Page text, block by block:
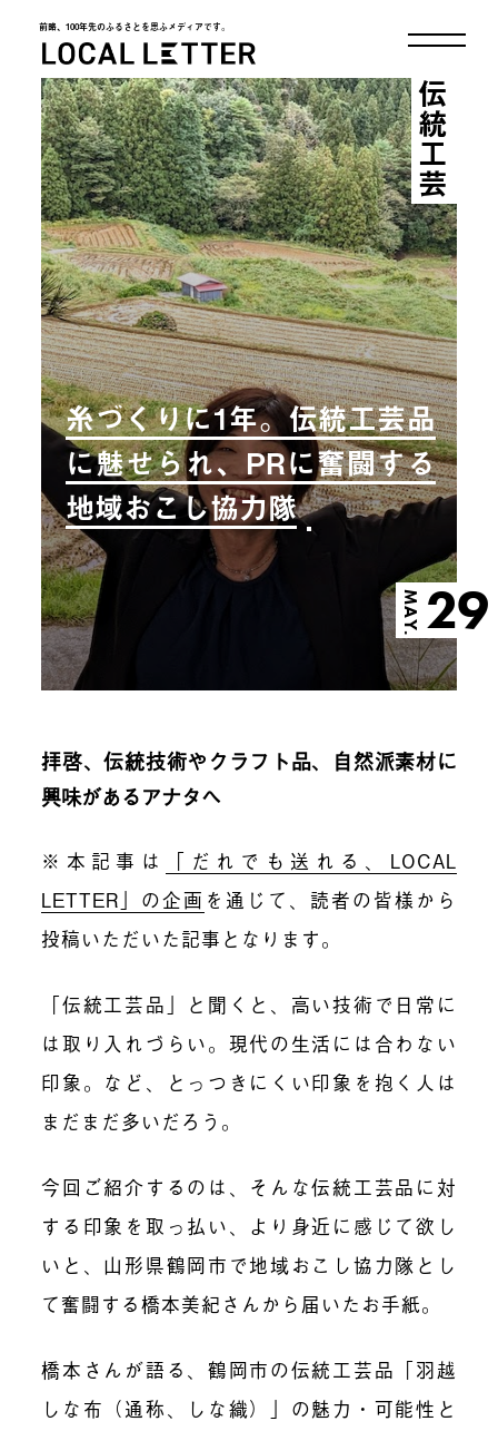
前略、100年先のふるさとを思ふメディアです。
LOCAL LETTER
糸づくりに1年。伝統工芸品
に魅せられ、PRに奮闘する
地域おこし協力隊
MAY. 29
伝統工芸
拝啓、伝統技術やクラフト品、自然派素材に
興味があるアナタへ
※本記事は
「だれでも送れる、LOCAL
LETTER」の企画 を通じて、読者の皆様から
投稿いただいた記事となります。
「伝統工芸品」と聞くと、高い技術で日常に
は取り入れづらい。現代の生活には合わない
印象。など、とっつきにくい印象を抱く人は
まだまだ多いだろう。
今回ご紹介するのは、そんな伝統工芸品に対
する印象を取っ払い、より身近に感じて欲し
いと、山形県鶴岡市で地域おこし協力隊とし
て奮闘する橋本美紀さんから届いたお手紙。
橋本さんが語る、鶴岡市の伝統工芸品「羽越
しな布（通称、しな織）」の魅力・可能性と